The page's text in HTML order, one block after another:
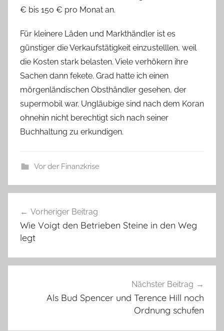
€ bis 150 € pro Monat an.
Für kleinere Läden und Markthändler ist es
günstiger die Verkaufstätigkeit einzustelllen, weil
die Kosten stark belasten. Viele verhökern ihre
Sachen dann fekete. Grad hatte ich einen
mörgenländischen Obsthändler gesehen, der
supermobil war. Ungläubige sind nach dem Koran
ohnehin nicht berechtigt sich nach seiner
Buchhaltung zu erkundigen.
Vor der Finanzkrise
Vorheriger Beitrag
Wie Voigt den Betrieben Steine in den Weg
legt
Nächster Beitrag
Als Bud Spencer und Terence Hill noch
Ordnung schufen